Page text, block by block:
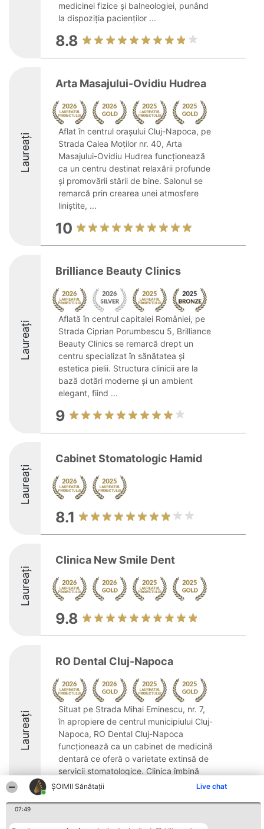
ŞOIMII Sănătații Live chat
07:49
medicinei fizice și balneologiei, punând
la dispoziția pacienților ...
8.8
Laureați
Arta Masajului-Ovidiu Hudrea
Aflat în centrul orașului Cluj-Napoca, pe
Strada Calea Moților nr. 40, Arta
Masajului-Ovidiu Hudrea funcționează
ca un centru destinat relaxării profunde
și promovării stării de bine. Salonul se
remarcă prin crearea unei atmosfere
liniștite, ...
10
Laureați
Brilliance Beauty Clinics
Aflată în centrul capitalei României, pe
Strada Ciprian Porumbescu 5, Brilliance
Beauty Clinics se remarcă drept un
centru specializat în sănătatea și
estetica pielii. Structura clinicii are la
bază dotări moderne și un ambient
elegant, fiind ...
9
Laureați
Cabinet Stomatologic Hamid
8.1
Laureați
Clinica New Smile Dent
9.8
Laureați
RO Dental Cluj-Napoca
Situat pe Strada Mihai Eminescu, nr. 7,
în apropiere de centrul municipiului Cluj-
Napoca, RO Dental Cluj-Napoca
funcționează ca un cabinet de medicină
dentară ce oferă o varietate extinsă de
servicii stomatologice. Clinica îmbină
abordarea ...
10